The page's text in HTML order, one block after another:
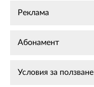
Реклама
Абонамент
Условия за ползване